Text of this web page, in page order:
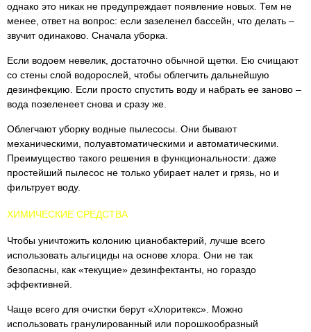
однако это никак не предупреждает появление новых. Тем не
менее, ответ на вопрос: если зазеленел бассейн, что делать –
звучит одинаково. Сначала уборка.
Если водоем невелик, достаточно обычной щетки. Ею счищают
со стены слой водорослей, чтобы облегчить дальнейшую
дезинфекцию. Если просто спустить воду и набрать ее заново –
вода позеленеет снова и сразу же.
Облегчают уборку водные пылесосы. Они бывают
механическими, полуавтоматическими и автоматическими.
Преимущество такого решения в функциональности: даже
простейший пылесос не только убирает налет и грязь, но и
фильтрует воду.
ХИМИЧЕСКИЕ СРЕДСТВА
Чтобы уничтожить колонию цианобактерий, лучше всего
использовать альгициды на основе хлора. Они не так
безопасны, как «текущие» дезинфектанты, но гораздо
эффективней.
Чаще всего для очистки берут «Хлоритекс». Можно
использовать гранулированный или порошкообразный